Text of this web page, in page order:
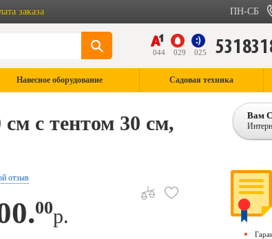
заказа ПН-СБ
044 029 025
Навесное оборудование Садовая техника
с тентом 30 см,
Вам
отзыв
00р.